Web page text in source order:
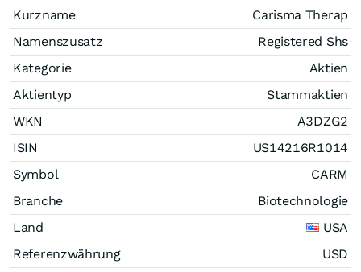
Kurzname
Carisma Therap
Namenszusatz
Registered Shs
Kategorie
Aktien
Aktientyp
Stammaktien
WKN
A3DZG2
ISIN
US14216R1014
Symbol
CARM
Branche
Biotechnologie
Land
USA
Referenzwährung
USD